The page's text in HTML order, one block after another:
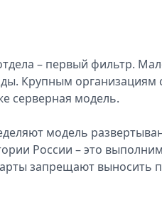
– первый фильтр.
Крупным
серверная модель.
модель
России – это
запрещают выносить